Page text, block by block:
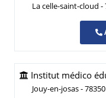
La celle-saint-cloud -
Institut médico
Jouy-en-josas - 78350